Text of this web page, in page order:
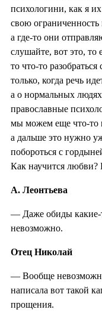
психологини, как я
свою ограниченность
а где-то они
слушайте, вот это, то
то что-то
только, когда речь
а о нормальных
православные
мы можем еще что-то
а дальше это нужно
побороться с
Как научится любви?
А. Леонтьева
— Даже обиды какие-
невозможно.
Отец Николай
— Вообще
написала вот такой
прощения.